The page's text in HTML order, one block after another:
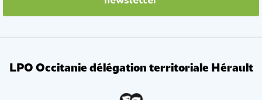
LPO Occitanie délégation territoriale Hérault